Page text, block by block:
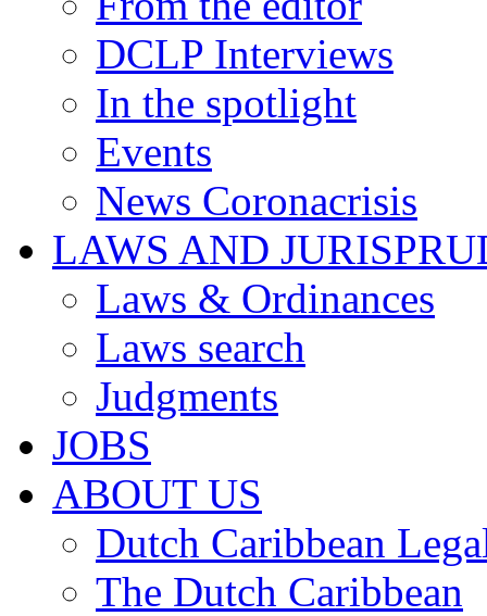
DCLP Interviews
In the spotlight
Events
News Coronacrisis
LAWS AND
Laws & Ordinances
Laws search
Judgments
JOBS
ABOUT US
Dutch Caribbean
The Dutch Caribbean